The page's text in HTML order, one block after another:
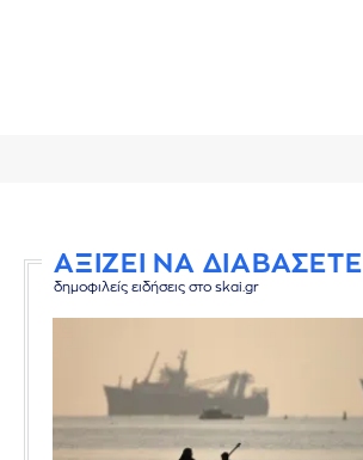
ΑΞΙΖΕΙ ΝΑ ΔΙΑΒΑΣΕΤΕ
δημοφιλείς ειδήσεις στο skai.gr